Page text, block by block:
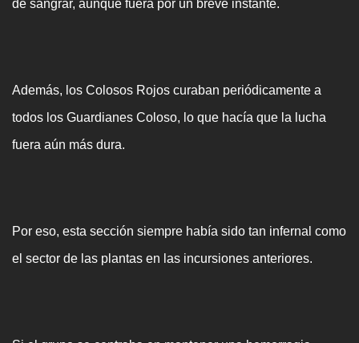
de sangrar, aunque fuera por un breve instante.
Además, los Colosos Rojos curaban periódicamente a
todos los Guardianes Coloso, lo que hacía que la lucha
fuera aún más dura.
Por eso, esta sección siempre había sido tan infernal como
el sector de las plantas en las incursiones anteriores.